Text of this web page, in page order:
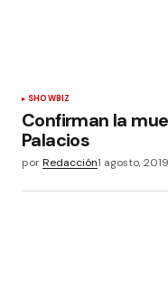
SHOWBIZ
Confirman la
Palacios
porRedacción1 agosto, 2019